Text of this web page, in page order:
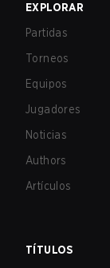
EXPLORAR
Partidas
Torneos
Equipos
Jugadores
Noticias
Authors
Artículos
TÍTULOS